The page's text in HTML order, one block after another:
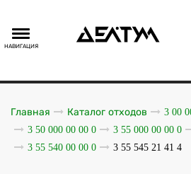
НАВИГАЦИЯ
Главная Каталог отходов
3 00
3 50 000 00 00 0
3 55 000 00 00 0
3 55 540 00 00 0
3 55 545 21 41 4